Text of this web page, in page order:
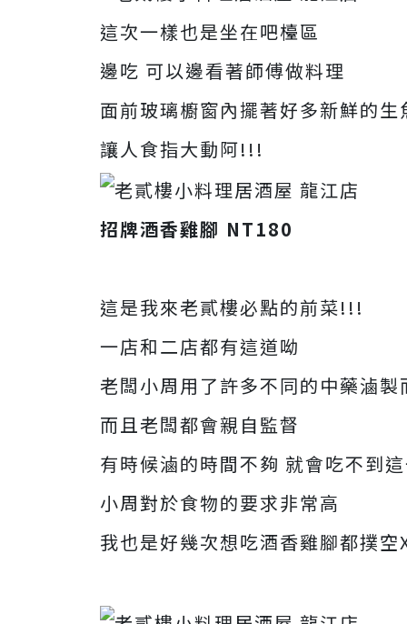
這次一樣也是坐在吧檯區
邊吃 可以邊看著師傅做料理
面前玻璃櫥窗內擺著好多新鮮的生
讓人食指大動阿!!!
招牌酒香雞腳 NT180
這是我來老貳樓必點的前菜!!!
一店和二店都有這道呦
老闆小周用了許多不同的中藥滷製
而且老闆都會親自監督
有時候滷的時間不夠 就會吃不到
小周對於食物的要求非常高
我也是好幾次想吃酒香雞腳都撲空